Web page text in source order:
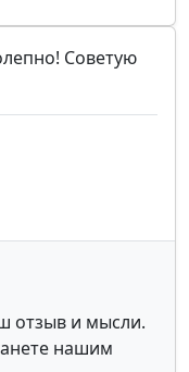
Советую
отзыв и мысли.
нашим